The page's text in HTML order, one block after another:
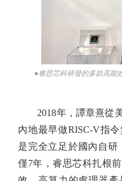
●睿思芯科研發的多款高能
2018年，譚章熹從美
內地最早做RISC-V指
是完全立足於國內自研
僅7年，睿思芯科扎根